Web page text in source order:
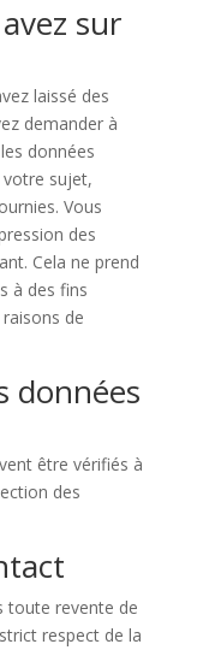
sur
laissé des
demander à
données
sujet,
Vous
des
Cela ne prend
à des fins
de
données
être vérifiés à
des
toute revente de
respect de la